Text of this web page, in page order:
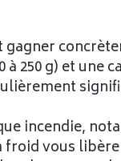
250 g) et une
incendie,
vous